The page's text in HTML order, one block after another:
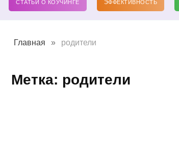
СТАТЬИ О КОУЧИНГЕ ЭФФЕКТИВНОСТЬ
Главная » родители
Метка: родители